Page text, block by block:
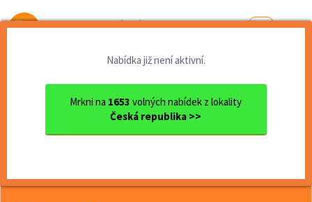
Od první brigády
Nabídka již není aktivní.
Mrkni na 1653 volných nabídek z lokality
Česká republika >>
Pardubice
<< Zpět